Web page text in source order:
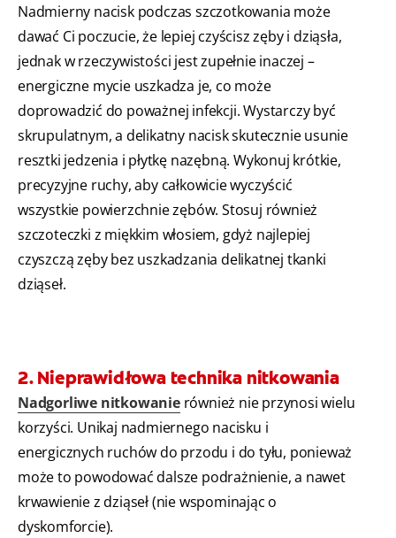
Nadmierny nacisk podczas szczotkowania może
dawać Ci poczucie, że lepiej czyścisz zęby i dziąsła,
jednak w rzeczywistości jest zupełnie inaczej –
energiczne mycie uszkadza je, co może
doprowadzić do poważnej infekcji. Wystarczy być
skrupulatnym, a delikatny nacisk skutecznie usunie
resztki jedzenia i płytkę nazębną. Wykonuj krótkie,
precyzyjne ruchy, aby całkowicie wyczyścić
wszystkie powierzchnie zębów. Stosuj również
szczoteczki z miękkim włosiem, gdyż najlepiej
czyszczą zęby bez uszkadzania delikatnej tkanki
dziąseł.
2. Nieprawidłowa technika nitkowania
Nadgorliwe nitkowanierównież nie przynosi wielu
korzyści. Unikaj nadmiernego nacisku i
energicznych ruchów do przodu i do tyłu, ponieważ
może to powodować dalsze podrażnienie, a nawet
krwawienie z dziąseł (nie wspominając o
dyskomforcie).